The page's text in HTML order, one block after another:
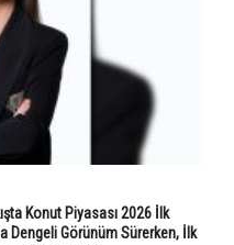
Konut Piyasası 2026 İlk
Dengeli Görünüm Sürerken, İlk